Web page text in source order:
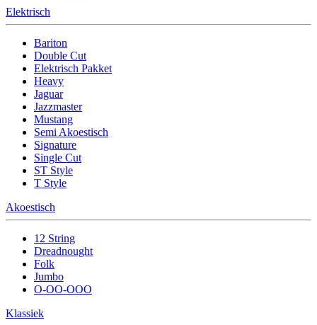
Elektrisch
Bariton
Double Cut
Elektrisch Pakket
Heavy
Jaguar
Jazzmaster
Mustang
Semi Akoestisch
Signature
Single Cut
ST Style
T Style
Akoestisch
12 String
Dreadnought
Folk
Jumbo
O-OO-OOO
Klassiek